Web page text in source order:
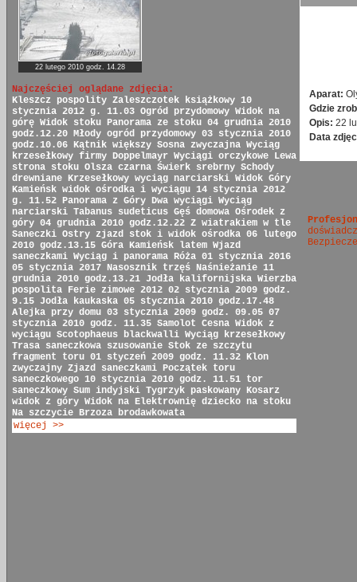
22 lutego 2010 godz. 14.28
Najczęściej oglądane zdjęcia:
Kleszcz pospolity Zaleszczotek książkowy 10
stycznia 2012 g. 11.03 Ogród przydomowy Widok na
górę Widok stoku Panorama ze stoku 04 grudnia 2010
godz.12.20 Młody ogród przydomowy 03 stycznia 2010
godz.10.06 Kątnik większy Sosna zwyczajna Wyciąg
krzesełkowy firmy Doppelmayr Wyciągi orczykowe Lewa
strona stoku Olsza czarna Świerk srebrny Schody
drewniane Krzesełkowy wyciąg narciarski Widok Góry
Kamieńsk widok ośrodka i wyciągu 14 stycznia 2012
g. 11.52 Panorama z Góry Dwa wyciągi Wyciąg
narciarski Tabanus sudeticus Gęś domowa Ośrodek z
góry 04 grudnia 2010 godz.12.22 Z wiatrakiem w tle
Saneczki Ostry zjazd stok i widok ośrodka 06 lutego
2010 godz.13.15 Góra Kamieńsk latem Wjazd
saneczkami Wyciąg i panorama Róża 01 stycznia 2016
05 stycznia 2017 Nasosznik trzęś Naśnieżanie 11
grudnia 2010 godz.13.21 Jodła kalifornijska Wierzba
pospolita Ferie zimowe 2012 02 stycznia 2009 godz.
9.15 Jodła kaukaska 05 stycznia 2010 godz.17.48
Alejka przy domu 03 stycznia 2009 godz. 09.05 07
stycznia 2010 godz. 11.35 Samolot Cesna Widok z
wyciągu Scotophaeus blackwalli Wyciąg krzesełkowy
Trasa saneczkowa szusowanie Stok ze szczytu
fragment toru 01 styczeń 2009 godz. 11.32 Klon
zwyczajny Zjazd saneczkami Początek toru
saneczkowego 10 stycznia 2010 godz. 11.51 tor
saneczkowy Sum indyjski Tygrzyk paskowany Kosarz
widok z góry Widok na Elektrownię dziecko na stoku
Na szczycie Brzoza brodawkowata
więcej >>
Aparat:
Gdzie
Opis: 22
Data